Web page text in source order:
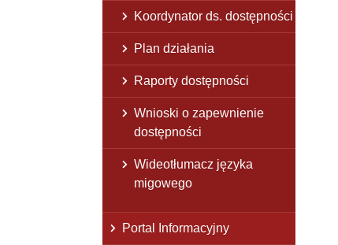
Koordynator ds. dostępności
Plan działania
Raporty dostępności
Wnioski o zapewnienie
dostępności
Wideotłumacz języka
migowego
Portal Informacyjny